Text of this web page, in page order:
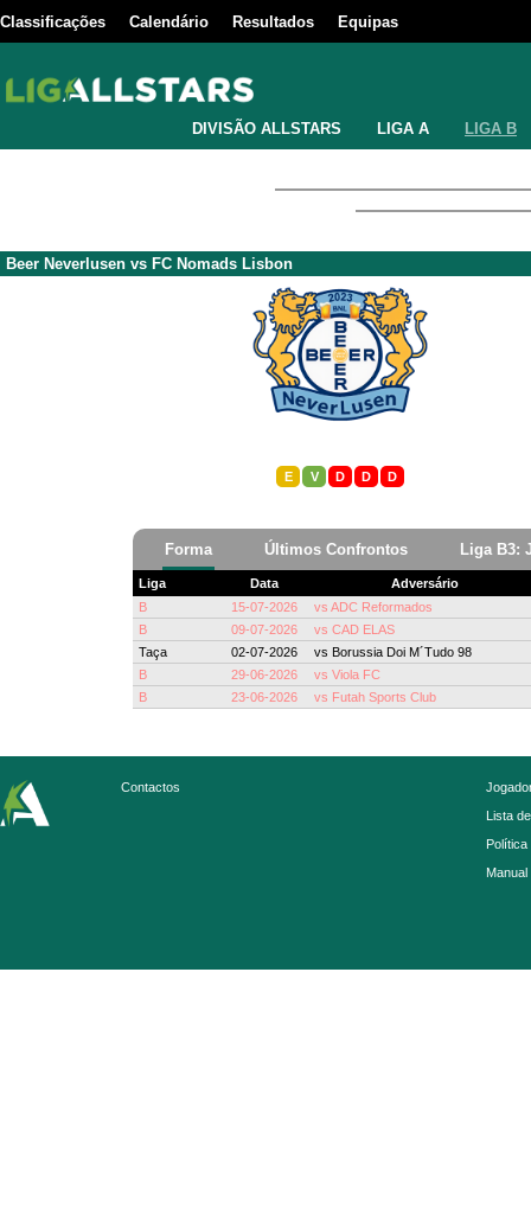
Classificações Calendário Resultados Equipas
DIVISÃO ALLSTARS LIGA A LIGA B
Beer Neverlusen vs FC Nomads Lisbon
E V D D D
Forma Últimos Confrontos Liga B3:
Liga Data
Adversário
B
15-07-2026 vs ADC Reformados
B
09-07-2026 vs CAD ELAS
Taça
02-07-2026 vs Borussia Doi M´Tudo 98
B
29-06-2026 vs Viola FC
B
23-06-2026 vs Futah Sports Club
Contactos
Lista
Política